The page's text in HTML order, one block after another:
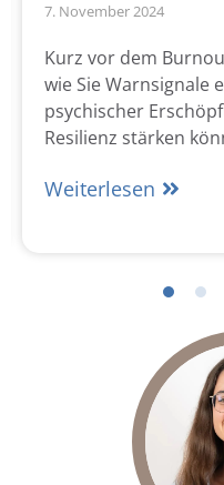
7. November 2024
Kurz vor dem
wie Sie Warnsignale
psychischer
Resilienz stärken
Weiterlesen